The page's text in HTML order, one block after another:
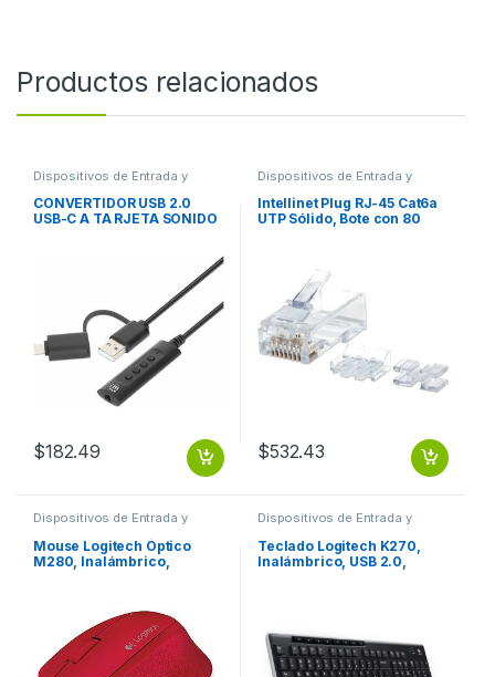
Productos relacionados
Dispositivos de Entrada y
Salida
CONVERTIDOR USB 2.0
USB-C A TA RJETA SONIDO
$182.49
Dispositivos de Entrada y
Salida
Intellinet Plug RJ-45 Cat6a
UTP Sólido, Bote con 80
$532.43
Dispositivos de Entrada y
Mouse Logitech Óptico
M280, Inalámbrico,
Dispositivos de Entrada y
Teclado Logitech K270,
Inalámbrico, USB 2.0,